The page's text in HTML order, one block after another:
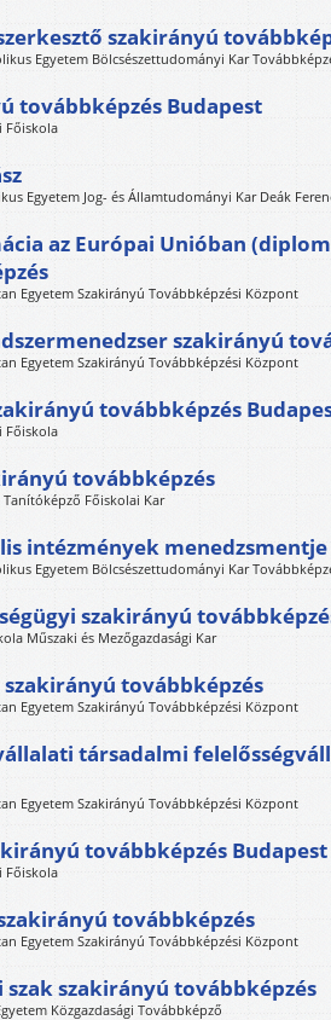
szakirányú
Egyetem Bölcsészettudományi Kar
továbbképzés Budapest
Főiskola
Egyetem Jog- és Államtudományi Kar Deák
az Európai Unióban
Egyetem Szakirányú Továbbképzési Központ
szakirányú
Egyetem Szakirányú Továbbképzési Központ
továbbképzés
Főiskola
továbbképzés
Tanítóképző Főiskolai Kar
intézmények menedzsmentje
Egyetem Bölcsészettudományi Kar
szakirányú
Műszaki és Mezőgazdasági Kar
továbbképzés
Egyetem Szakirányú Továbbképzési Központ
társadalmi
Egyetem Szakirányú Továbbképzési Központ
továbbképzés Budapest
Főiskola
továbbképzés
Egyetem Szakirányú Továbbképzési Központ
szak szakirányú továbbképzés
Közgazdasági Továbbképző